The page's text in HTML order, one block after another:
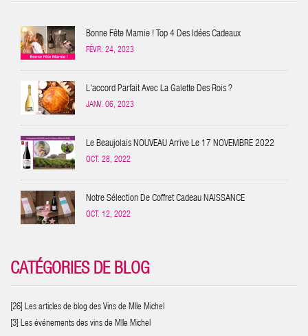
Bonne Fête Mamie ! Top 4 Des Idées Cadeaux
FÉVR. 24, 2023
L'accord Parfait Avec La Galette Des Rois ?
JANV. 06, 2023
Le Beaujolais NOUVEAU Arrive Le 17 NOVEMBRE 2022
OCT. 28, 2022
Notre Sélection De Coffret Cadeau NAISSANCE
OCT. 12, 2022
CATÉGORIES DE BLOG
[26] Les articles de blog des Vins de Mlle Michel
[3] Les événements des vins de Mlle Michel